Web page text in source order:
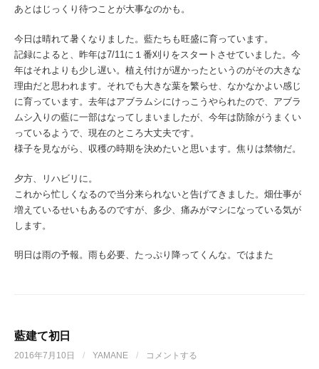
あとはじっくり待つことが大事なのかも。
今日は晴れて暑くなりました。藍たちも旺盛に育っています。
記録によると、昨年は7/11に１番刈りをスタートさせていました。今
年はそれよりも少し遅い。植え付けが遅かったというのがその大きな
理由だと思われます。それでも大きな葉を繁らせ、なかなかよい感じ
に育っています。去年はアブラムシにけっこうやられたので、アブラ
ムシ入りの藍に一部はなってしまいましたが、今年は防除がうまくい
っているようで、現在のところ大丈夫です。
様子を見ながら、収穫の時期を決めたいと思います。焦りは禁物だ。
夕方、リハビリに。
これから忙しくなるので当分来られないと告げてきました。畑仕事が
増えているせいもあるのですが、多少、痛みがマシになっている気が
します。
明日は雨の予報。雨も必要、たっぷり降ってくんな。ではまた
藍建て初日
2016年7月10日 / YAMANE / コメントする